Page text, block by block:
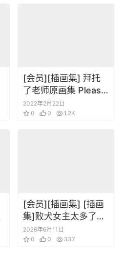
[会员][插画集] 拜托
了老师原画集 Please!
Teacher Visual
Collection
2022年2月22日
0
0 1.2K
[会员][插画集] [插画
集]败犬女主太多了！
伊右群 ARTWORKS
2026年6月11日
0
0 337